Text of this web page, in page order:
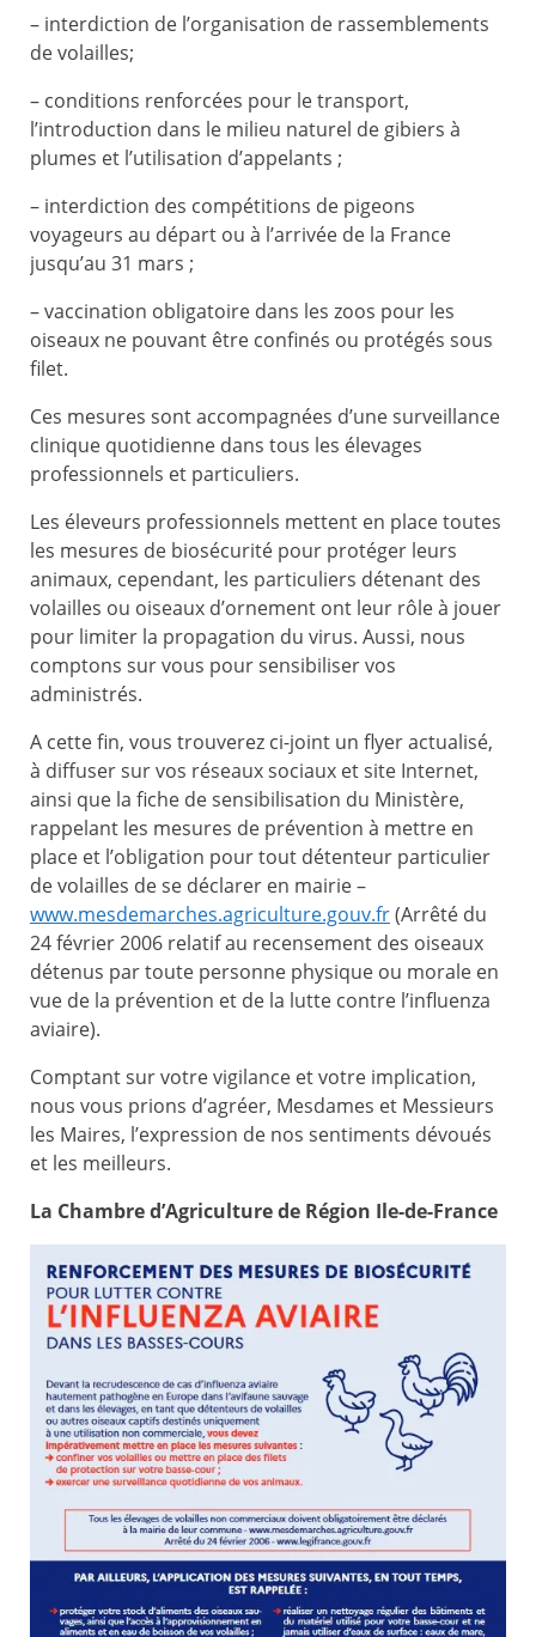
– interdiction de l’organisation de rassemblements
de volailles;
– conditions renforcées pour le transport,
l’introduction dans le milieu naturel de gibiers à
plumes et l’utilisation d’appelants ;
– interdiction des compétitions de pigeons
voyageurs au départ ou à l’arrivée de la France
jusqu’au 31 mars ;
– vaccination obligatoire dans les zoos pour les
oiseaux ne pouvant être confinés ou protégés sous
filet.
Ces mesures sont accompagnées d’une surveillance
clinique quotidienne dans tous les élevages
professionnels et particuliers.
Les éleveurs professionnels mettent en place toutes
les mesures de biosécurité pour protéger leurs
animaux, cependant, les particuliers détenant des
volailles ou oiseaux d’ornement ont leur rôle à jouer
pour limiter la propagation du virus. Aussi, nous
comptons sur vous pour sensibiliser vos
administrés.
A cette fin, vous trouverez ci-joint un flyer actualisé,
à diffuser sur vos réseaux sociaux et site Internet,
ainsi que la fiche de sensibilisation du Ministère,
rappelant les mesures de prévention à mettre en
place et l’obligation pour tout détenteur particulier
de volailles de se déclarer en mairie –
www.mesdemarches.agriculture.gouv.fr(Arrêté du
24 février 2006 relatif au recensement des oiseaux
détenus par toute personne physique ou morale en
vue de la prévention et de la lutte contre l’influenza
aviaire).
Comptant sur votre vigilance et votre implication,
nous vous prions d’agréer, Mesdames et Messieurs
les Maires, l’expression de nos sentiments dévoués
et les meilleurs.
La Chambre d’Agriculture de Région Ile-de-France